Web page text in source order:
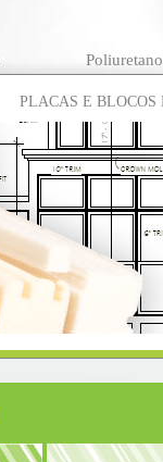
Poliuretano
PLACAS E